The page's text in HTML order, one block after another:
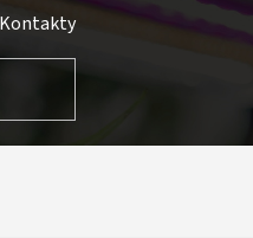
Kontakty